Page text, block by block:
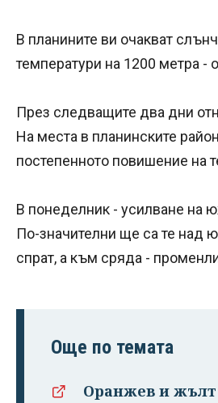
В планините ви очакват
температури на 1200 метра -
През следващите два дни
На места в планинските
постепенното повишение на
В понеделник - усилване на
По-значителни ще са те над
спрат, а към сряда -
Още по темата
Оранжев и жълт